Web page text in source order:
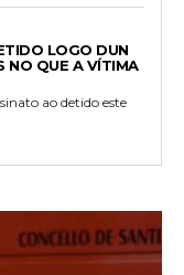
LOGO DUN
NO QUE A VÍTIMA
ao detido este